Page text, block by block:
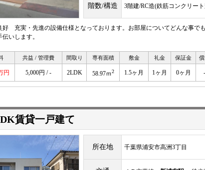
階数/構造 3階建/RC造(鉄筋コンクリー
好 充実・先進の設備仕様となっております。お部屋についてどんな事で
いします。
共益 / 管理費 間取り 専有面積 敷金 礼金 保証金
円 5,000円 / - 2LDK 58.97ｍ2 1.5ヶ月 1ヶ月 0ヶ月 -
賃貸一戸建て
所在地 千葉県浦安市高洲3丁目